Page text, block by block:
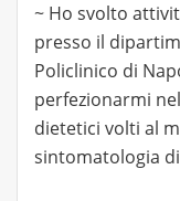
~ Ho svolto
presso il
Policlinico di
perfezionarmi
dietetici volti al
sintomatologia